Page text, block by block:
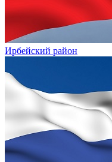
Ирбейский район